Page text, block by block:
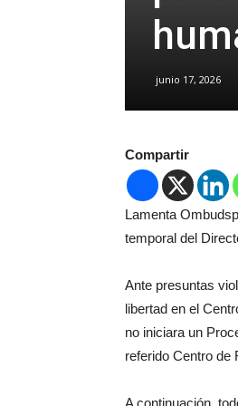
junio 17, 2026
Compartir
Lamenta
temporal del
Ante presuntas
libertad en el
no iniciara un
referido Centro de
A continuación,